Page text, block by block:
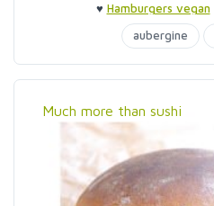
♥ Hamburgers vegan
aubergine
Much more than sushi